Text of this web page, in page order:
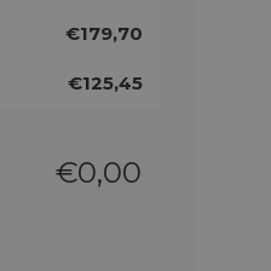
€179,70
€125,45
€0,00